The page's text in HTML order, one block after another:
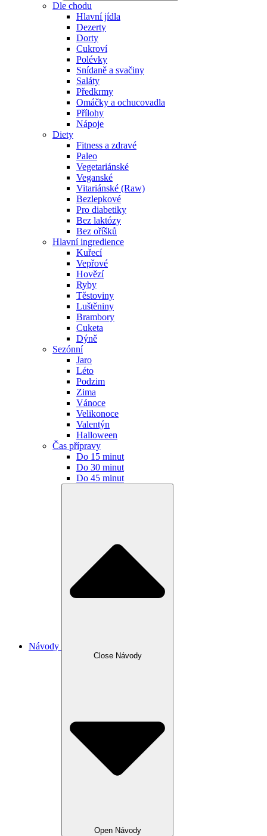
Dle chodu
Hlavní jídla
Dezerty
Dorty
Cukroví
Polévky
Snídaně a svačiny
Saláty
Předkrmy
Omáčky a ochucovadla
Přílohy
Nápoje
Diety
Fitness a zdravé
Paleo
Vegetariánské
Veganské
Vitariánské (Raw)
Bezlepkové
Pro diabetiky
Bez laktózy
Bez oříšků
Hlavní ingredience
Kuřecí
Vepřové
Hovězí
Ryby
Těstoviny
Luštěniny
Brambory
Cuketa
Dýně
Sezónní
Jaro
Léto
Podzim
Zima
Vánoce
Velikonoce
Valentýn
Halloween
Čas přípravy
Do 15 minut
Do 30 minut
Do 45 minut
Návody
Close Návody
Open Návody